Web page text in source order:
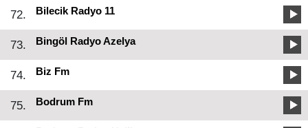
72. Bilecik Radyo 11
73. Bingöl Radyo Azelya
74. Biz Fm
75. Bodrum Fm